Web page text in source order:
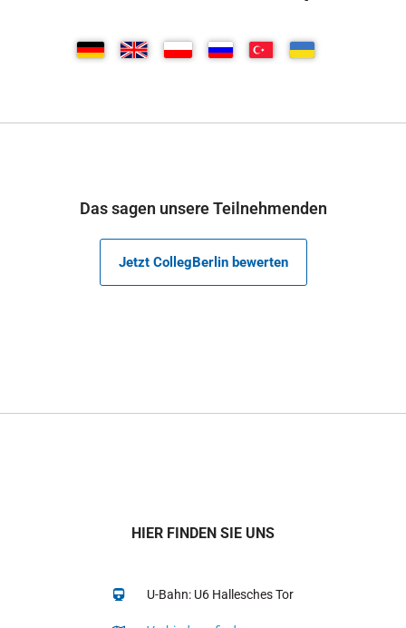
Das sagen unsere Teilnehmenden
Jetzt CollegBerlin bewerten
HIER FINDEN SIE UNS
U-Bahn: U6 Hallesches Tor